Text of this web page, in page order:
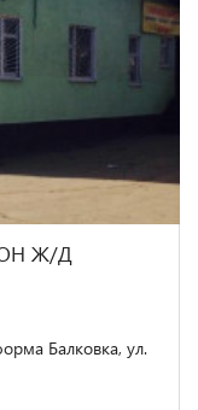
Ж/Д
Балковка, ул.